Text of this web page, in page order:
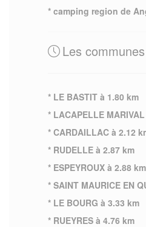
* camping region de
Les
* LE BASTIT à 1.80 km
* LACAPELLE
* CARDAILLAC à 2.12
* RUDELLE à 2.87 km
* ESPEYROUX à 2.88 km
* SAINT MAURICE EN
* LE BOURG à 3.33 km
* RUEYRES à 4.76 km